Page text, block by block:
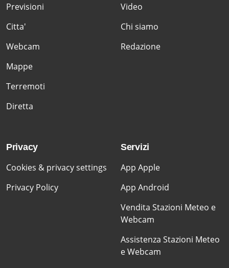
Previsioni
Citta'
Webcam
Mappe
Terremoti
Diretta
Video
Chi siamo
Redazione
Privacy
Cookies & privacy settings
Privacy Policy
Servizi
App Apple
App Android
Vendita Stazioni Meteo e
Webcam
Assistenza Stazioni Meteo
e Webcam